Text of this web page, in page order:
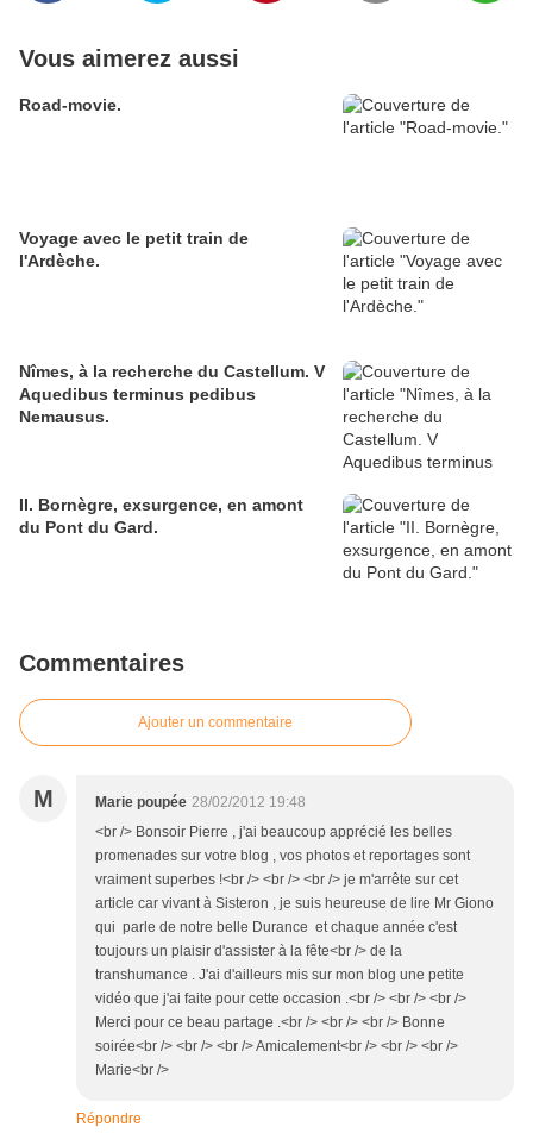
Vous aimerez aussi
Road-movie.
Voyage avec le petit train de
l'Ardèche.
Nîmes, à la recherche du Castellum. V
Aquedibus terminus pedibus
Nemausus.
II. Bornègre, exsurgence, en amont
du Pont du Gard.
Commentaires
Ajouter un commentaire
M Marie poupée 28/02/2012 19:48
<br /> Bonsoir Pierre , j'ai beaucoup apprécié les belles
promenades sur votre blog , vos photos et reportages sont
vraiment superbes !<br /> <br /> <br /> je m'arrête sur cet
article car vivant à Sisteron , je suis heureuse de lire Mr Giono
qui parle de notre belle Durance et chaque année c'est
toujours un plaisir d'assister à la fête<br /> de la
transhumance . J'ai d'ailleurs mis sur mon blog une petite
vidéo que j'ai faite pour cette occasion .<br /> <br /> <br />
Merci pour ce beau partage .<br /> <br /> <br /> Bonne
soirée<br /> <br /> <br /> Amicalement<br /> <br /> <br />
Marie<br />
Répondre